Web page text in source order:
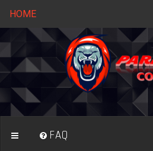
HOME
FAQ